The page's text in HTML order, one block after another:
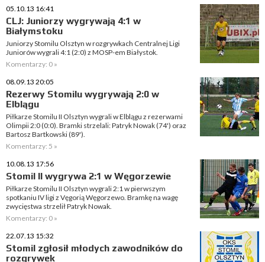
05.10.13 16:41
CLJ: Juniorzy wygrywają 4:1 w
Białymstoku
Juniorzy Stomilu Olsztyn w rozgrywkach Centralnej Ligi
Juniorów wygrali 4:1 (2:0) z MOSP-em Białystok.
Komentarzy: 0 »
08.09.13 20:05
Rezerwy Stomilu wygrywają 2:0 w
Elblągu
Piłkarze Stomilu II Olsztyn wygrali w Elblągu z rezerwami
Olimpii 2:0 (0:0). Bramki strzelali: Patryk Nowak (74') oraz
Bartosz Bartkowski (89').
Komentarzy: 5 »
10.08.13 17:56
Stomil II wygrywa 2:1 w Węgorzewie
Piłkarze Stomilu II Olsztyn wygrali 2:1 w pierwszym
spotkaniu IV ligi z Vęgorią Węgorzewo. Bramkę na wagę
zwycięstwa strzelił Patryk Nowak.
Komentarzy: 0 »
22.07.13 15:32
Stomil zgłosił młodych zawodników do
rozgrywek